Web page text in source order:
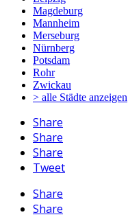
Magdeburg
Mannheim
Merseburg
Nürnberg
Potsdam
Rohr
Zwickau
> alle Städte anzeigen
Share
Share
Share
Tweet
Share
Share